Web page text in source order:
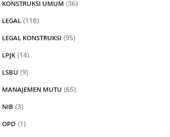
KONSTRUKSI UMUM (36)
LEGAL (118)
LEGAL KONSTRUKSI (95)
LPJK (14)
LSBU (9)
MANAJEMEN MUTU (65)
NIB (3)
OPD (1)